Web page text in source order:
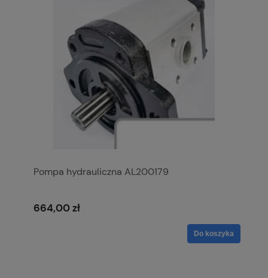
Pompa hydrauliczna AL200179
664,00 zł
Do koszyka